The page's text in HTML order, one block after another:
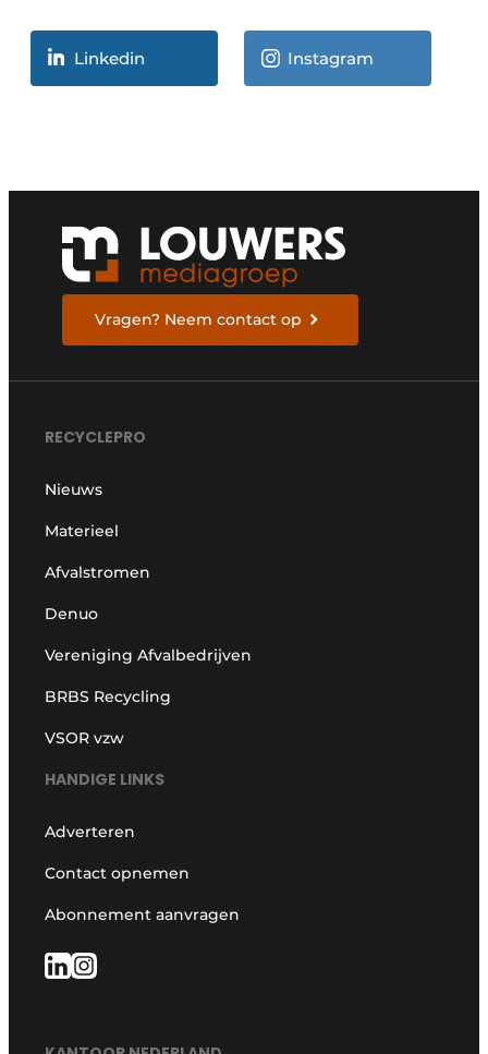
Linkedin Instagram
Vragen? Neem contact op
RECYCLEPRO
Nieuws
Materieel
Afvalstromen
Denuo
Vereniging Afvalbedrijven
BRBS Recycling
VSOR vzw
HANDIGE LINKS
Adverteren
Contact opnemen
Abonnement aanvragen